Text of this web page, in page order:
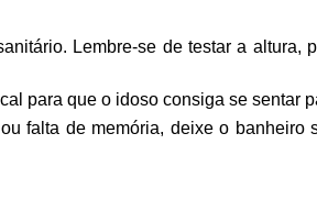
Lembre-se de testar a altura,
para que o idoso consiga se sentar
falta de memória, deixe o banheiro